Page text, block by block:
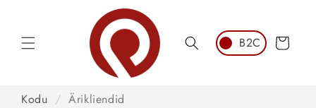
Ostukorv
Kodu / Ärikliendid